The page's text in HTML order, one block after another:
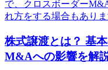
で、クロスボーダー
れ方をする場合もあり
株式譲渡とは？ 基
M&Aへの影響を解